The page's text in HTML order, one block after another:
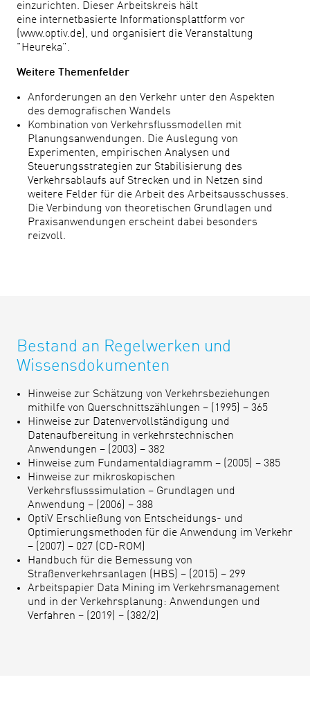
einzurichten. Dieser Arbeitskreis hält
eine internetbasierte Informationsplattform vor
(www.optiv.de), und organisiert die Veranstaltung
"Heureka".
Weitere Themenfelder
Anforderungen an den Verkehr unter den Aspekten
des demografischen Wandels
Kombination von Verkehrsflussmodellen mit
Planungsanwendungen. Die Auslegung von
Experimenten, empirischen Analysen und
Steuerungsstrategien zur Stabilisierung des
Verkehrsablaufs auf Strecken und in Netzen sind
weitere Felder für die Arbeit des Arbeitsausschusses.
Die Verbindung von theoretischen Grundlagen und
Praxisanwendungen erscheint dabei besonders
reizvoll.
Bestand an Regelwerken und
Wissensdokumenten
Hinweise zur Schätzung von Verkehrsbeziehungen
mithilfe von Querschnittszählungen – (1995) – 365
Hinweise zur Datenvervollständigung und
Datenaufbereitung in verkehrstechnischen
Anwendungen – (2003) – 382
Hinweise zum Fundamentaldiagramm – (2005) – 385
Hinweise zur mikroskopischen
Verkehrsflusssimulation – Grundlagen und
Anwendung – (2006) – 388
OptiV Erschließung von Entscheidungs- und
Optimierungsmethoden für die Anwendung im Verkehr
– (2007) – 027 (CD-ROM)
Handbuch für die Bemessung von
Straßenverkehrsanlagen (HBS) – (2015) – 299
Arbeitspapier Data Mining im Verkehrsmanagement
und in der Verkehrsplanung: Anwendungen und
Verfahren – (2019) – (382/2)